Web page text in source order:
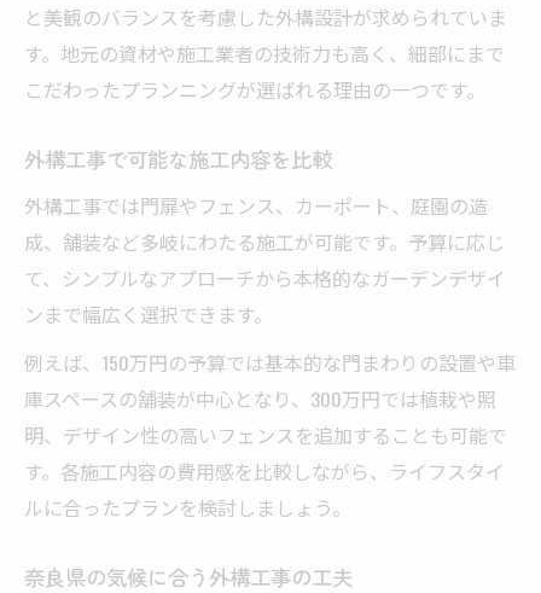
と美観のバランスを考慮した外構設計が求められていま
す。地元の資材や施工業者の技術力も高く、細部にまで
こだわったプランニングが選ばれる理由の一つです。
外構工事で可能な施工内容を比較
外構工事では門扉やフェンス、カーポート、庭園の造
成、舗装など多岐にわたる施工が可能です。予算に応じ
て、シンプルなアプローチから本格的なガーデンデザイ
ンまで幅広く選択できます。
例えば、150万円の予算では基本的な門まわりの設置や車
庫スペースの舗装が中心となり、300万円では植栽や照
明、デザイン性の高いフェンスを追加することも可能で
す。各施工内容の費用感を比較しながら、ライフスタイ
ルに合ったプランを検討しましょう。
奈良県の気候に合う外構工事の工夫